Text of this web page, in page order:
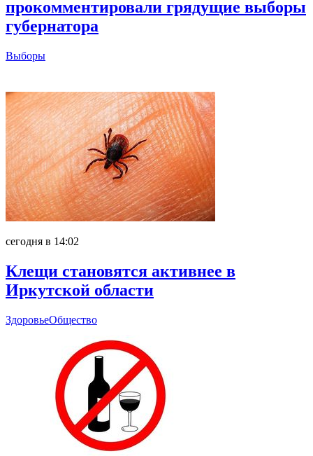
прокомментировали грядущие выборы
губернатора
Выборы
сегодня в 14:02
Клещи становятся активнее в
Иркутской области
ЗдоровьеОбщество